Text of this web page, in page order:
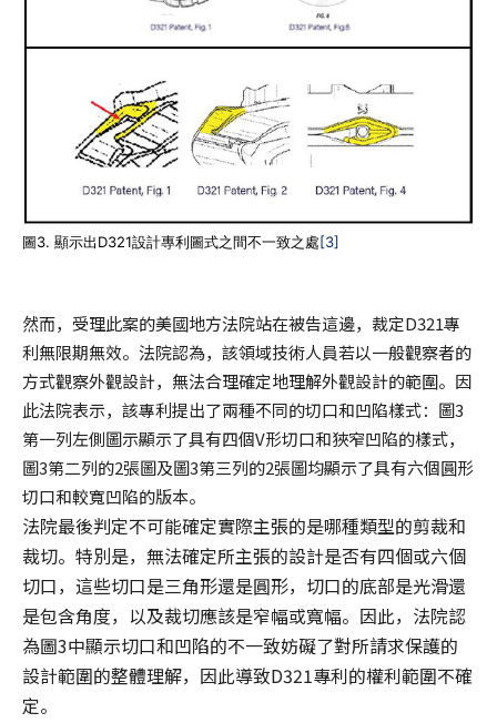
圖3. 顯示出D321設計專利圖式之間不一致之處[3]
然而，受理此案的美國地方法院站在被告這邊，裁定D321專
利無限期無效。法院認為，該領域技術人員若以一般觀察者的
方式觀察外觀設計，無法合理確定地理解外觀設計的範圍。因
此法院表示，該專利提出了兩種不同的切口和凹陷樣式：圖3
第一列左側圖示顯示了具有四個V形切口和狹窄凹陷的樣式，
圖3第二列的2張圖及圖3第三列的2張圖均顯示了具有六個圓形
切口和較寬凹陷的版本。
法院最後判定不可能確定實際主張的是哪種類型的剪裁和
裁切。特別是，無法確定所主張的設計是否有四個或六個
切口，這些切口是三角形還是圓形，切口的底部是光滑還
是包含角度，以及裁切應該是窄幅或寬幅。因此，法院認
為圖3中顯示切口和凹陷的不一致妨礙了對所請求保護的
設計範圍的整體理解，因此導致D321專利的權利範圍不確
定。